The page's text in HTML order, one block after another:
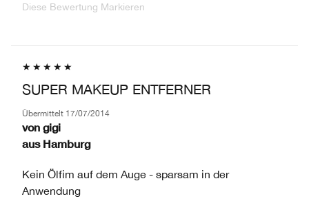
Diese Bewertung Markieren
SUPER MAKEUP ENTFERNER
Übermittelt 17/07/2014
von gigi
aus Hamburg
Kein Ölfim auf dem Auge - sparsam in der
Anwendung